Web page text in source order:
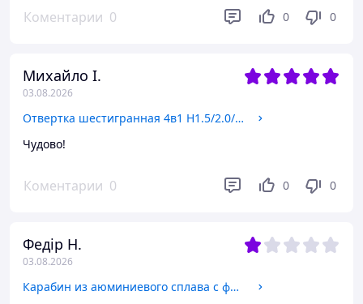
Коментарии 0 0 0
Михайло І.
03.08.2026
Отвертка шестигранная 4в1 H1.5/2.0/2.5/3.0, для FPV. арт. 06958
Чудово!
Коментарии 0 0 0
Федір Н.
03.08.2026
Карабин из аюминиевого сплава с фиксацией (бирюзовый) арт. 05168